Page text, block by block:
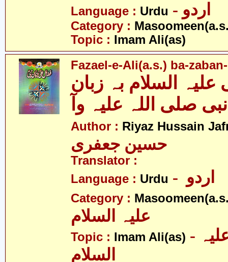
Language : Urdu - اردو
Category :
Topic : Imam Ali(as)
Fazael-e-Ali(a.s.) ba-
السلام بہ زبان
نبی صلی اللہ علیہ وآ
Author : Riyaz Hussain
حسین جعفری
Translator :
Language : Urdu
Category :
Topic : Imam Ali(as) - امام علی علیہ
السلام